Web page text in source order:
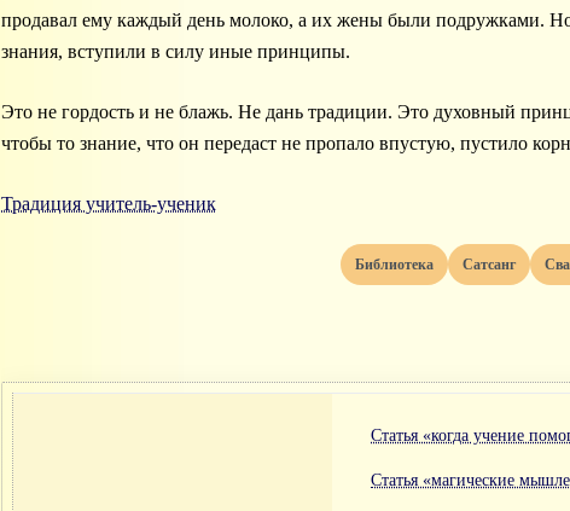
продавал ему каждый день молоко, а их жены были подружками.
знания, вступили в силу иные принципы.
Это не гордость и не блажь. Не дань традиции. Это духовный
чтобы то знание, что он передаст не пропало впустую, пустило
Традиция учитель-ученик
Библиотека Сатсанг
Статья «когда учение
Статья «магические